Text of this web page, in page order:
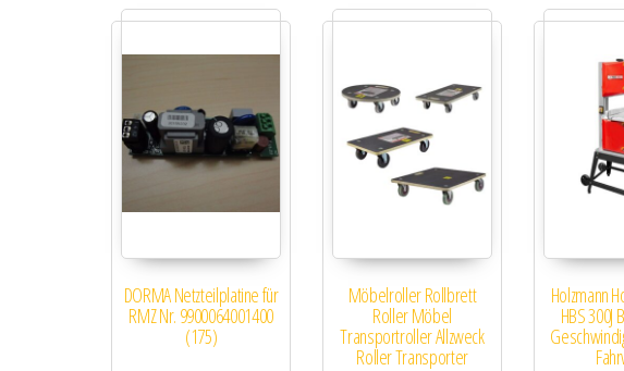
DORMA Netzteilplatine für
RMZ Nr. 9900064001400
(175)
Möbelroller Rollbrett
Roller Möbel
Transportroller Allzweck
Roller Transporter
Holzmann
HBS 300J